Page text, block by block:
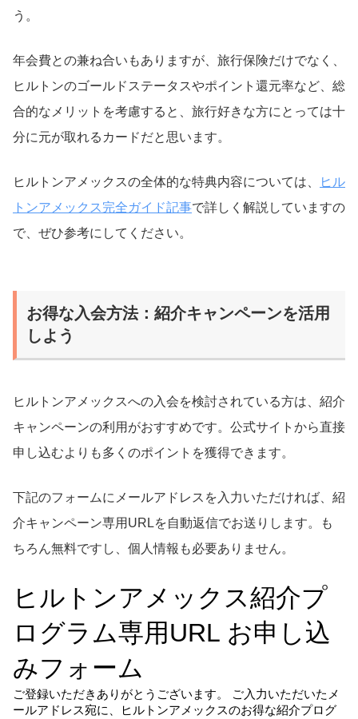
う。
年会費との兼ね合いもありますが、旅行保険だけでなく、
ヒルトンのゴールドステータスやポイント還元率など、総
合的なメリットを考慮すると、旅行好きな方にとっては十
分に元が取れるカードだと思います。
ヒルトンアメックスの全体的な特典内容については、
ヒル
トンアメックス完全ガイド記事で詳しく解説していますの
で、ぜひ参考にしてください。
お得な入会方法：紹介キャンペーンを活用
しよう
ヒルトンアメックスへの入会を検討されている方は、紹介
キャンペーンの利用がおすすめです。公式サイトから直接
申し込むよりも多くのポイントを獲得できます。
下記のフォームにメールアドレスを入力いただければ、紹
介キャンペーン専用URLを自動返信でお送りします。も
ちろん無料ですし、個人情報も必要ありません。